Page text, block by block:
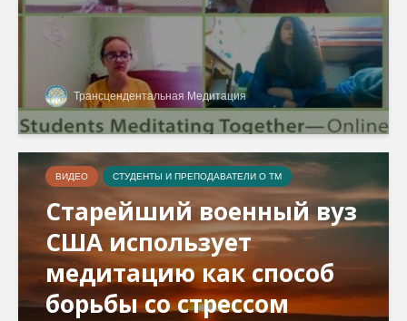
Трансцендентальная Медитация
ВИДЕО СТУДЕНТЫ И ПРЕПОДАВАТЕЛИ О ТМ
Старейший военный вуз
США использует
медитацию как способ
борьбы со стрессом